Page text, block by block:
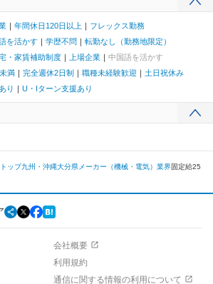
年間休日120日以上
フレックス勤務
を活かす 学歴不問
転勤なし（勤務地限定）
・家賃補助制度 上場企業
中国語を活かす
満 完全週休2日制 職種未経験歓迎
土日祝休み
り U・Iターン支援あり
ップ九州・沖縄大分県 メーカー（機械・電気）業界固定給25
会社概要
利用規約
通信に関する情報の利用について